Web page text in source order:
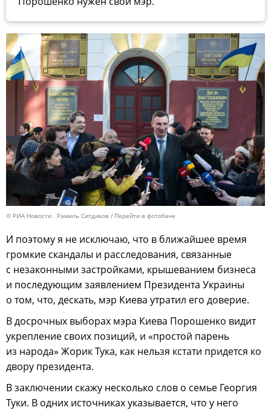
© РИА Новости . Рамиль Ситдиков Перейти в фотобанк
И поэтому я не исключаю, что в ближайшее время
громкие скандалы и расследования, связанные
с незаконными застройками, крышеванием бизнеса
и последующим заявлением Президента Украины
о том, что, дескать, мэр Киева утратил его доверие.
В досрочных выборах мэра Киева Порошенко видит
укрепление своих позиций, и «простой парень
из народа» Жорик Тука, как нельзя кстати придется ко
двору президента.
В заключении скажу несколько слов о семье Георгия
Туки. В одних источниках указывается, что у него